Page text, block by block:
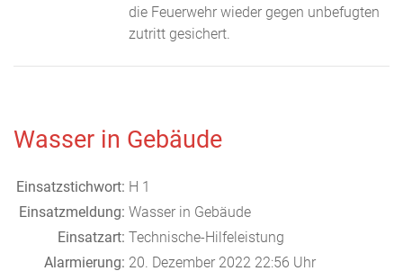
die Feuerwehr wieder gegen unbefugten
zutritt gesichert.
Wasser in Gebäude
Einsatzstichwort: H 1
Einsatzmeldung: Wasser in Gebäude
Einsatzart: Technische-Hilfeleistung
Alarmierung: 20. Dezember 2022 22:56 Uhr